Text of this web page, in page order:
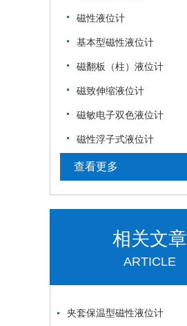
磁性液位计
基本型磁性液位计
磁翻板（柱）液位计
磁致伸缩液位计
磁敏电子双色液位计
磁性浮子式液位计
查看更多
相关文章
ARTICLE
夹套保温型磁性液位计